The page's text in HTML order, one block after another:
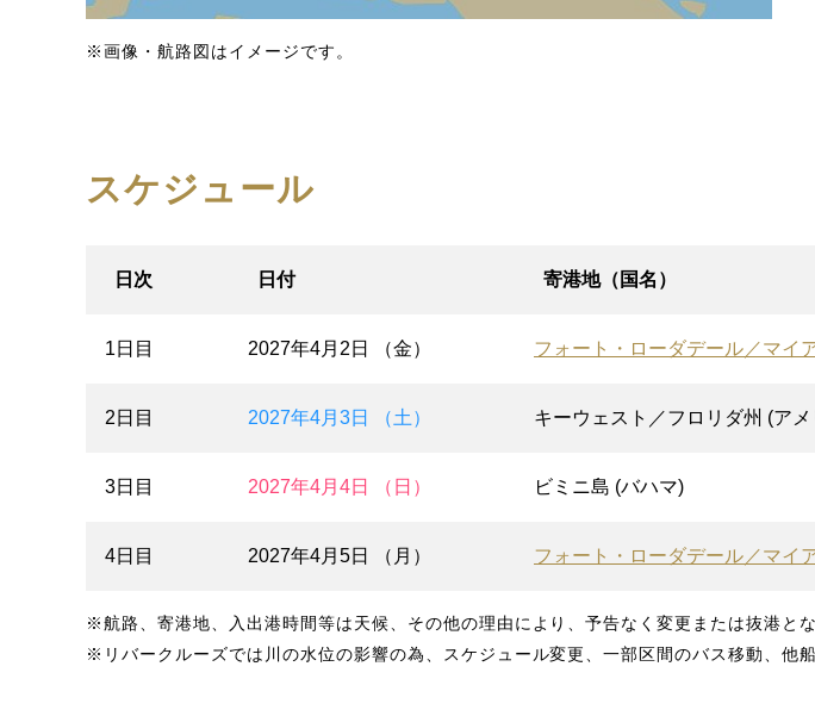
※画像・航路図はイメージです。
スケジュール
日次 日付 寄港地（国名）
1日目 2027年4月2日 （金） フォート・ローダデール／マイ
2日目 2027年4月3日 （土） キーウェスト／フロリダ州 (ア
3日目 2027年4月4日 （日） ビミニ島 (バハマ)
4日目 2027年4月5日 （月） フォート・ローダデール／マイ
※航路、寄港地、入出港時間等は天候、その他の理由により、予告なく変更または抜港と
※リバークルーズでは川の水位の影響の為、スケジュール変更、一部区間のバス移動、他